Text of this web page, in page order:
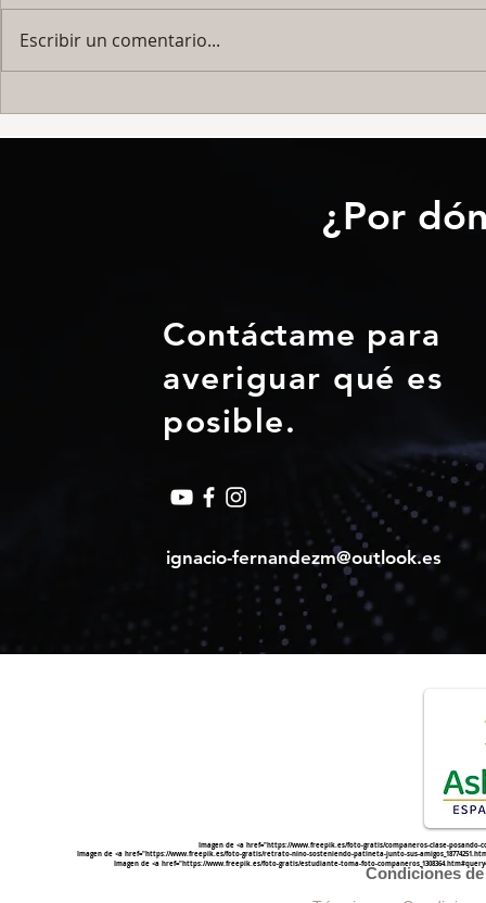
Nueva consulta física en
Fuensocial, Fuengirola
Escribir un comentario...
Contáctame para
averiguar qué es
posible.
ignacio-fernandezm@outlook.es
¿Por
Imagen de <a href="https://www.freepik.es/foto-gratis/companeros-clase-posando-
Imagen de <a href="https://www.freepik.es/foto-gratis/estudiante-toma-foto-
Imagen de <a href="https://www.freepik.es/foto-gratis/retrato-nino-sosteniendo-patineta-junto-sus-
Condiciones